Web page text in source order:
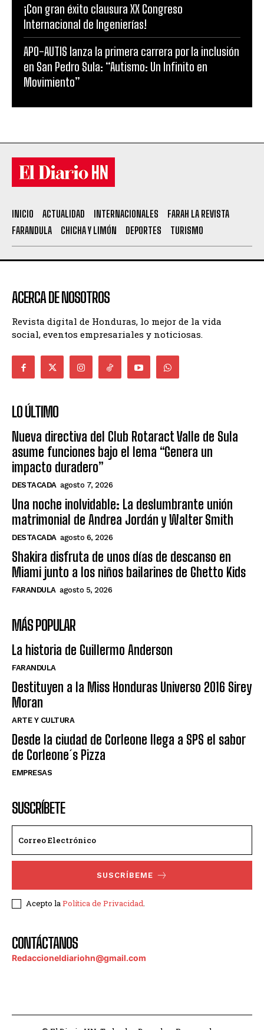
¡Con gran éxito clausura XX Congreso
Internacional de Ingenierías!
APO-AUTIS lanza la primera carrera por la inclusión
en San Pedro Sula: “Autismo: Un Infinito en
Movimiento”
INICIO ACTUALIDAD INTERNACIONALES
FARAH LA REVISTA
FARANDULA
CHICHA Y LIMÓN DEPORTES TURISMO
ACERCA DE NOSOTROS
Revista digital de Honduras, lo mejor de la vida
social, eventos empresariales y noticiosas.
LO ÚLTIMO
Nueva directiva del Club Rotaract Valle de Sula
asume funciones bajo el lema “Genera un
impacto duradero”
DESTACADA agosto 7, 2026
Una noche inolvidable: La deslumbrante unión
matrimonial de Andrea Jordán y Walter Smith
DESTACADA agosto 6, 2026
Shakira disfruta de unos días de descanso en
Miami junto a los niños bailarines de Ghetto Kids
FARANDULA agosto 5, 2026
MÁS POPULAR
La historia de Guillermo Anderson
FARANDULA
Destituyen a la Miss Honduras Universo 2016 Sirey
Moran
ARTE Y CULTURA
Desde la ciudad de Corleone llega a SPS el sabor
de Corleone´s Pizza
EMPRESAS
SUSCRÍBETE
SUSCRÍBEME
Acepto laPolítica de Privacidad.
CONTÁCTANOS
Redaccioneldiariohn@gmail.com